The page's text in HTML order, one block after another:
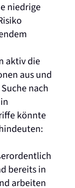
niedrige
aktiv die
aus und
nach
könnte
bereits in
arbeiten